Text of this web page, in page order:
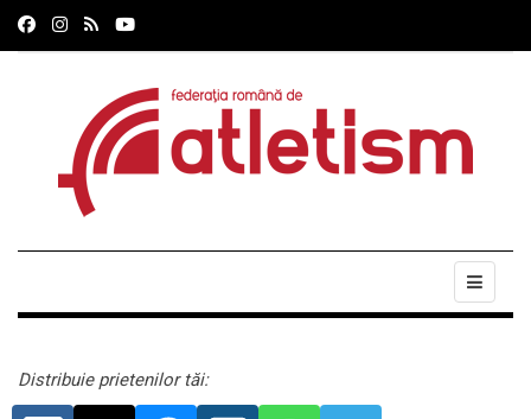
Distribuie prietenilor tăi: